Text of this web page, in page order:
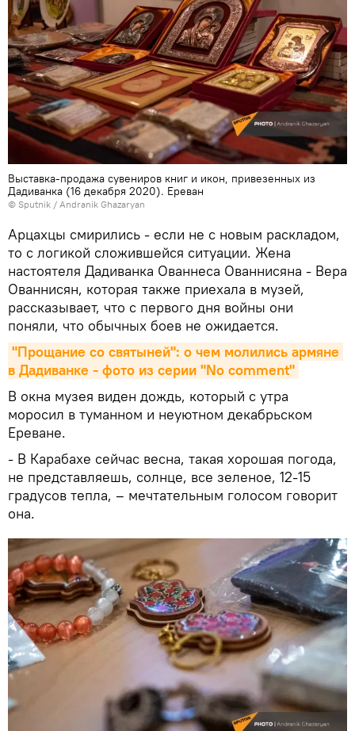
Выставка-продажа сувениров книг и икон, привезенных из
Дадиванка (16 декабря 2020). Еревaн
© Sputnik / Andranik Ghazaryan
Арцахцы смирились - если не с новым раскладом,
то с логикой сложившейся ситуации. Жена
настоятеля Дадиванка Ованнеса Ованнисяна - Вера
Ованнисян, которая также приехала в музей,
рассказывает, что с первого дня войны они
поняли, что обычных боев не ожидается.
"Прощание со святыней": о чем молились армяне
в Дадиванке - фото из серии "No comment"
В окна музея виден дождь, который с утра
моросил в туманном и неуютном декабрьском
Ереване.
- В Карабахе сейчас весна, такая хорошая погода,
не представляешь, солнце, все зеленое, 12-15
градусов тепла, – мечтательным голосом говорит
она.